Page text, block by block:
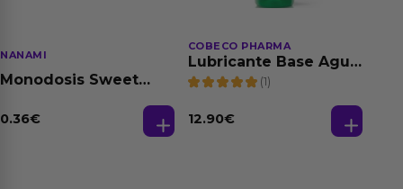
NANAMI
Monodosis Sweet
0.36€
COBECO PHARMA
Lubricante Base Agua
100% Natural 125 ml
(1)
12.90€